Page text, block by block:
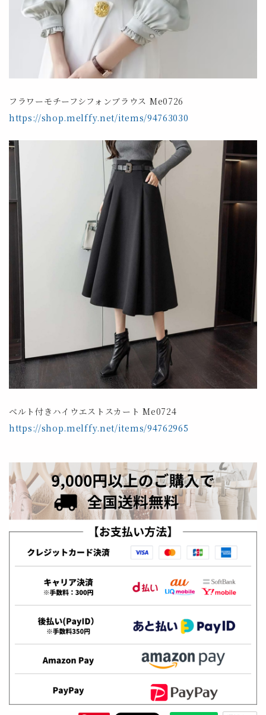
フラワーモチーフシフォンブラウス Me0726
https://shop.melffy.net/items/94763030
ベルト付きハイウエストスカート Me0724
https://shop.melffy.net/items/94762965